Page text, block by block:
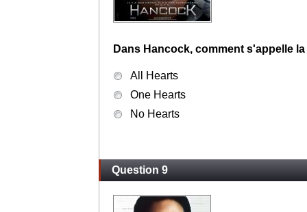
Dans Hancock, comment s'appelle
All Hearts
One Hearts
No Hearts
Question 9